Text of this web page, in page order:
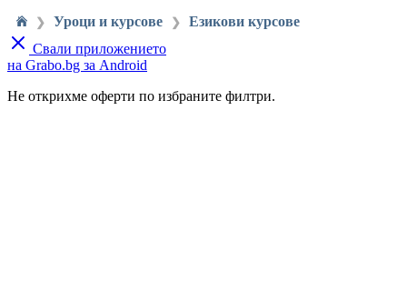
❯ Уроци и курсове ❯
Езикови курсове
Свали приложението
на Grabo.bg за Android
Не открихме оферти по избраните филтри.